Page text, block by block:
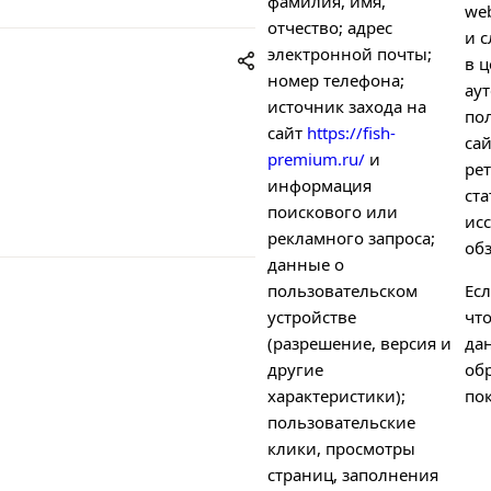
отчество; адрес
электронной почты;
номер телефона;
источник захода на
сайт https://fish-
premium.ru/ и
информация
поискового или
рекламного запроса;
данные о
пользовательском
устройстве
(разрешение, версия и
другие
характеристики);
пользовательские
клики, просмотры
страниц, заполнения
и
в